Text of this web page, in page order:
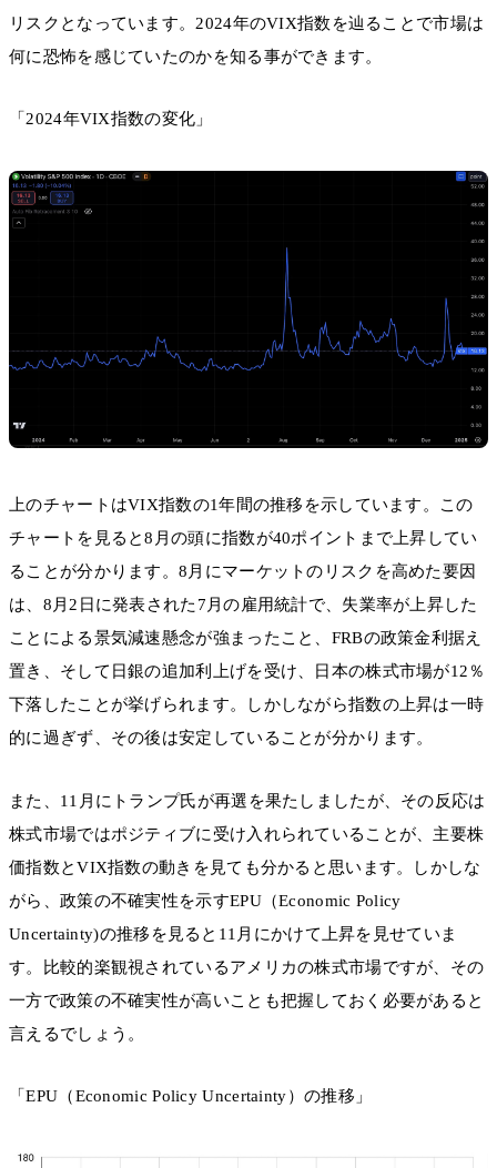
リスクとなっています。2024年のVIX指数を辿ることで市場は
何に恐怖を感じていたのかを知る事ができます。
「2024年VIX指数の変化」
上のチャートはVIX指数の1年間の推移を示しています。この
チャートを見ると8月の頭に指数が40ポイントまで上昇してい
ることが分かります。8月にマーケットのリスクを高めた要因
は、8月2日に発表された7月の雇用統計で、失業率が上昇した
ことによる景気減速懸念が強まったこと、FRBの政策金利据え
置き、そして日銀の追加利上げを受け、日本の株式市場が12％
下落したことが挙げられます。しかしながら指数の上昇は一時
的に過ぎず、その後は安定していることが分かります。
また、11月にトランプ氏が再選を果たしましたが、その反応は
株式市場ではポジティブに受け入れられていることが、主要株
価指数とVIX指数の動きを見ても分かると思います。しかしな
がら、政策の不確実性を示すEPU（Economic Policy
Uncertainty)の推移を見ると11月にかけて上昇を見せていま
す。比較的楽観視されているアメリカの株式市場ですが、その
一方で政策の不確実性が高いことも把握しておく必要があると
言えるでしょう。
「EPU（Economic Policy Uncertainty）の推移」